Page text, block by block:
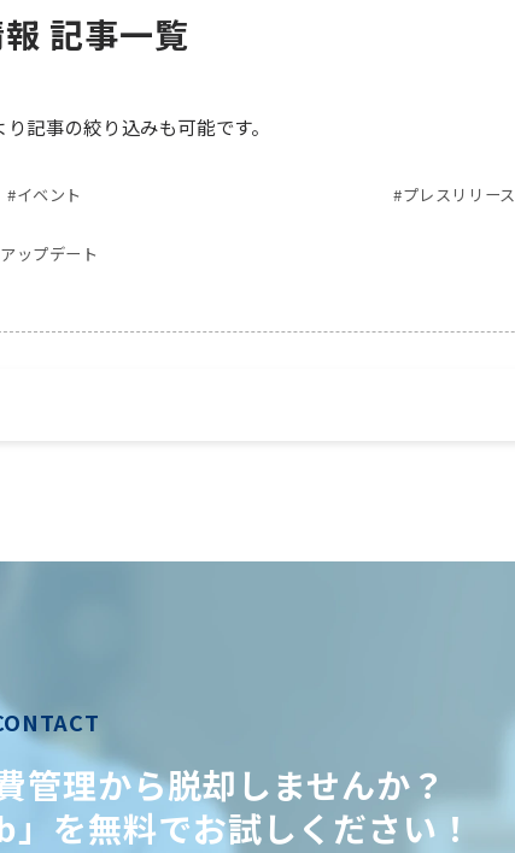
記事一覧
記事の絞り込みも可能です。
#イベント
ップデート
#プレスリリース
管理から脱却しませんか？
」を無料でお試しください！